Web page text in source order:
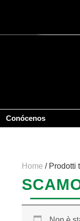
Conócenos
Home / Prodotti